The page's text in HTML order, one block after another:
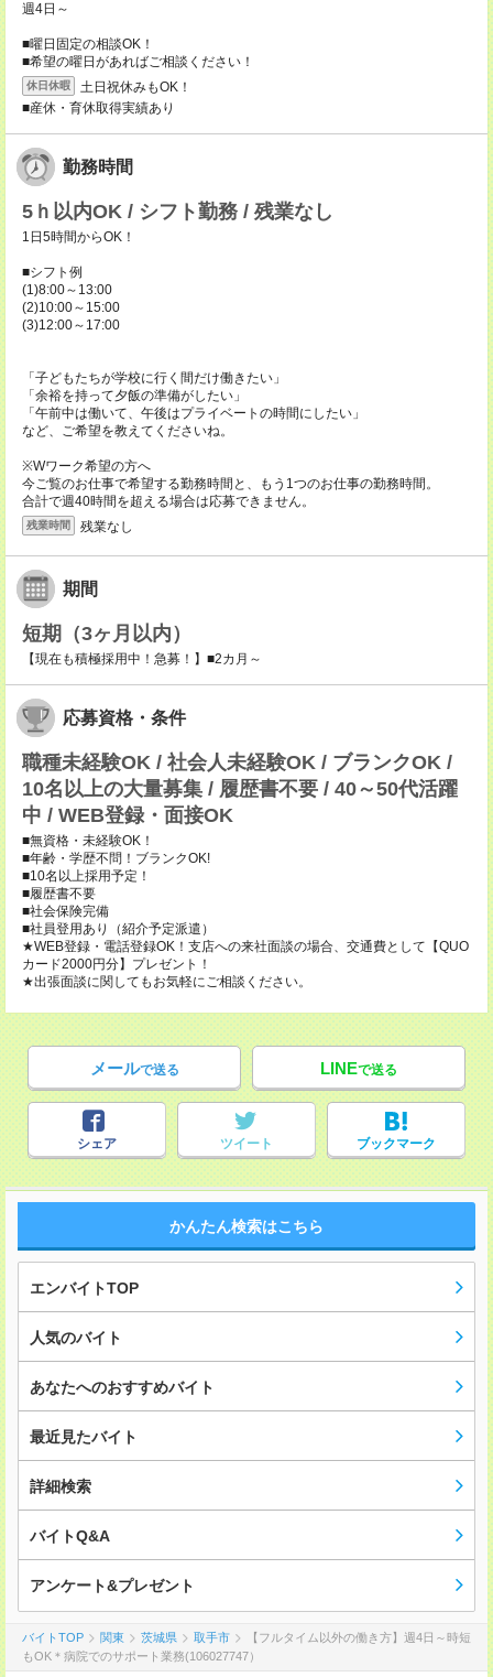
週4日～
■曜日固定の相談OK！
■希望の曜日があればご相談ください！
休日休暇
土日祝休みもOK！
■産休・育休取得実績あり
勤務時間
5ｈ以内OK / シフト勤務 / 残業なし
1日5時間からOK！
■シフト例
(1)8:00～13:00
(2)10:00～15:00
(3)12:00～17:00
「子どもたちが学校に行く間だけ働きたい」
「余裕を持って夕飯の準備がしたい」
「午前中は働いて、午後はプライベートの時間にしたい」
など、ご希望を教えてくださいね。
※Wワーク希望の方へ
今ご覧のお仕事で希望する勤務時間と、もう1つのお仕事の勤務時間。
合計で週40時間を超える場合は応募できません。
残業時間 残業なし
期間
短期（3ヶ月以内）
【現在も積極採用中！急募！】■2カ月～
応募資格・条件
職種未経験OK / 社会人未経験OK / ブランクOK /
10名以上の大量募集 / 履歴書不要 / 40～50代活躍
中 / WEB登録・面接OK
■無資格・未経験OK！
■年齢・学歴不問！ブランクOK!
■10名以上採用予定！
■履歴書不要
■社会保険完備
■社員登用あり（紹介予定派遣）
★WEB登録・電話登録OK！支店への来社面談の場合、交通費として【QUO
カード2000円分】プレゼント！
★出張面談に関してもお気軽にご相談ください。
メールで送る LINEで送る
シェア ツイート ブックマーク
かんたん検索はこちら
エンバイトTOP
人気のバイト
あなたへのおすすめバイト
最近見たバイト
詳細検索
バイトQ&A
アンケート&プレゼント
バイトTOP 関東 茨城県 取手市
【フルタイム以外の働き方】週4日～時短
もOK＊病院でのサポート業務(106027747）